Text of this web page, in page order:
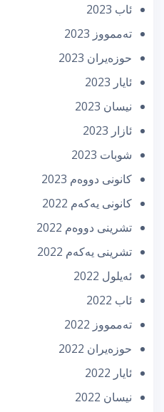
ئاب 2023
تەممووز 2023
حوزه‌یران 2023
ئایار 2023
نیسان 2023
ئازار 2023
شوبات 2023
كانونی دووه‌م 2023
كانونی یه‌كه‌م 2022
تشرینی دووه‌م 2022
تشرینی یه‌كه‌م 2022
ئه‌یلول 2022
ئاب 2022
تەممووز 2022
حوزه‌یران 2022
ئایار 2022
نیسان 2022